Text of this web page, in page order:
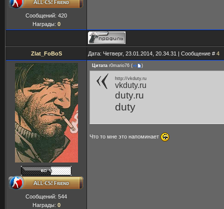
Сообщений: 420
Награды: 0
Zlat_FoBoS Дата: Четверг, 23.01.2014, 20.34.31 | Сообщение # 4
Сообщений: 544
Награды: 0
Цитата r0mario76 ( )
http://vkduty.ru
vkduty.ru
duty.ru
duty
Что то мне это напоминает